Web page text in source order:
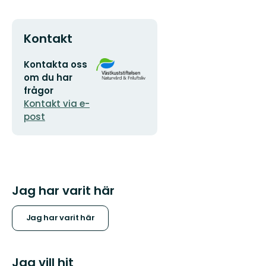
Kontakt
E-
postadress
Kontakta oss
om du har
frågor
Kontakt via e-
post
Organisationens
logotyp
Jag har varit här
Jag har varit här
Jag vill hit